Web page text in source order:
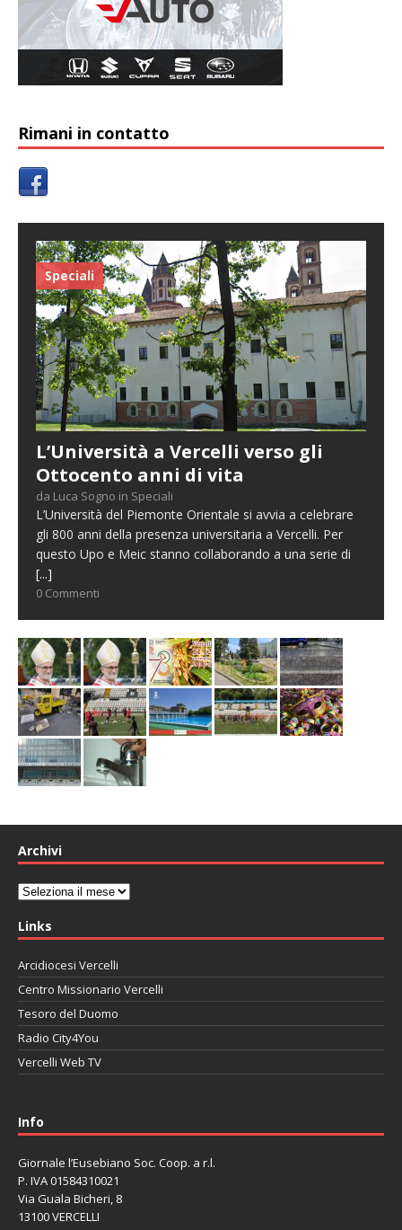
Rimani in contatto
Speciali
L’Università a Vercelli verso gli
Ottocento anni di vita
da Luca Sogno in Speciali
L’Università del Piemonte Orientale si avvia a celebrare
gli 800 anni della presenza universitaria a Vercelli. Per
questo Upo e Meic stanno collaborando a una serie di
[...]
0 Commenti
Archivi
Archivi
Links
Arcidiocesi Vercelli
Centro Missionario Vercelli
Tesoro del Duomo
Radio City4You
Vercelli Web TV
Info
Giornale l’Eusebiano Soc. Coop. a r.l.
P. IVA 01584310021
Via Guala Bicheri, 8
13100 VERCELLI